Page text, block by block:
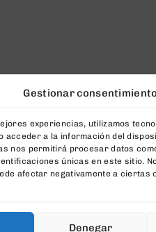
Gestionar consentimiento
experiencias, utilizamos
acceder a la información del
nos permitirá procesar datos
únicas en este sitio.
afectar negativamente a
Denegar